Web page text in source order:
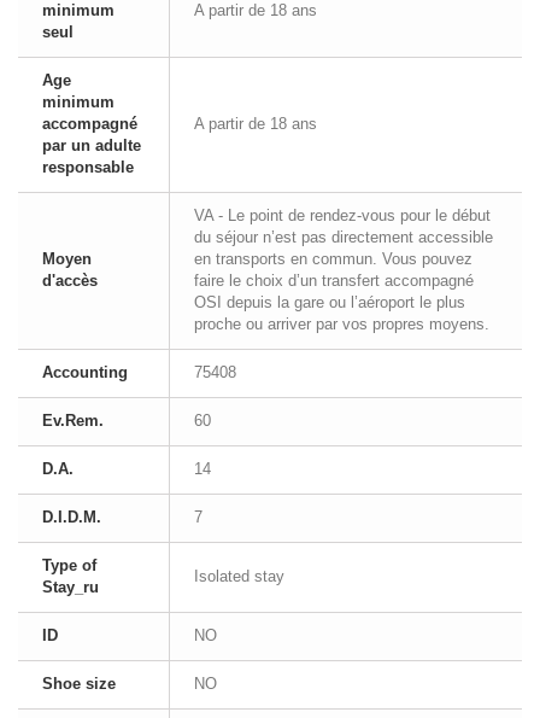
minimum
seul
A partir de 18 ans
Age
minimum
accompagné
par un adulte
responsable
A partir de 18 ans
Moyen
d'accès
VA - Le point de rendez-vous pour le début
du séjour n’est pas directement accessible
en transports en commun. Vous pouvez
faire le choix d’un transfert accompagné
OSI depuis la gare ou l’aéroport le plus
proche ou arriver par vos propres moyens.
Accounting 75408
Ev.Rem. 60
D.A. 14
D.I.D.M. 7
Type of
Stay_ru
Isolated stay
ID NO
Shoe size NO